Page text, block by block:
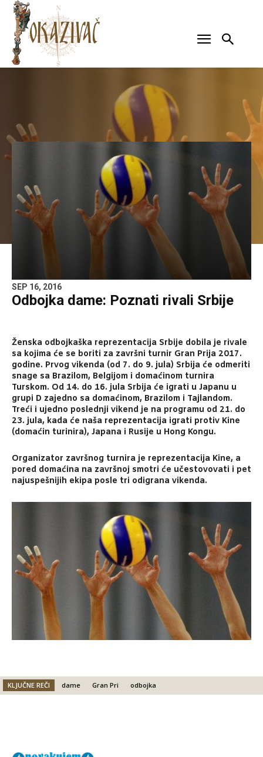
SEP 16, 2016
Odbojka dame: Poznati rivali Srbije
Ženska odbojkaška reprezentacija Srbije dobila je rivale
sa kojima će se boriti za završni turnir Gran Prija 2017.
godine. Prvog vikenda (od 7. do 9. jula) Srbija će odmeriti
snage sa Brazilom, Belgijom i domaćinom turnira
Turskom. Od 14. do 16. jula Srbija će igrati u Japanu u
grupi D zajedno sa domaćinom, Brazilom i Tajlandom.
Treći i ujedno poslednji vikend je na programu od 21. do
23. jula, kada će naša reprezentacija igrati protiv Kine
(domaćin turinira), Japana i Rusije u Hong Kongu.
Organizator završnog turnira je reprezentacija Kine, a
pored domaćina na završnoj smotri će učestovovati i pet
najuspešnijih ekipa posle tri odigrana vikenda.
KLJUČNE REČI dame Gran Pri odbojka